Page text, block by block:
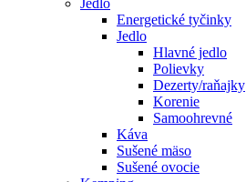
Energetické tyčinky
Jedlo
Hlavné jedlo
Polievky
Dezerty/raňajky
Korenie
Samoohrevné
Káva
Sušené mäso
Sušené ovocie